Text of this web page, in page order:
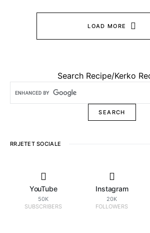
LOAD MORE
Search Recipe/Kerko
RRJETET SOCIALE
YouTube
50K
SUBSCRIBERS
Instagram
20K
FOLLOWERS